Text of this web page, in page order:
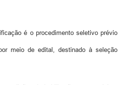
é o procedimento seletivo prévio
meio de edital, destinado à seleção